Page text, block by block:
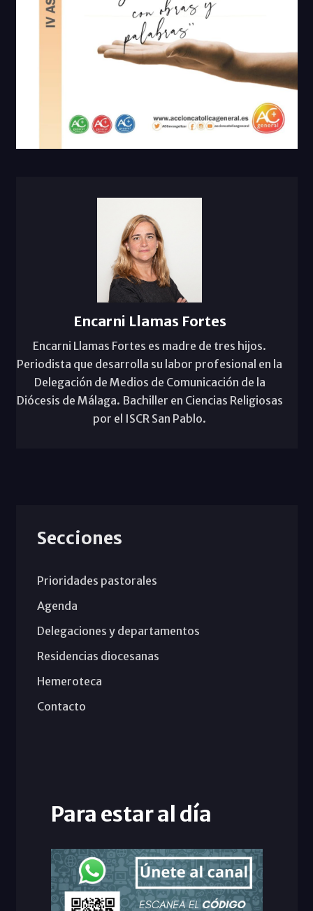
Encarni Llamas Fortes
Encarni Llamas Fortes es madre de tres hijos.
Periodista que desarrolla su labor profesional en la
Delegación de Medios de Comunicación de la
Diócesis de Málaga. Bachiller en Ciencias Religiosas
por el ISCR San Pablo.
Secciones
Prioridades pastorales
Agenda
Delegaciones y departamentos
Residencias diocesanas
Hemeroteca
Contacto
Para estar al día